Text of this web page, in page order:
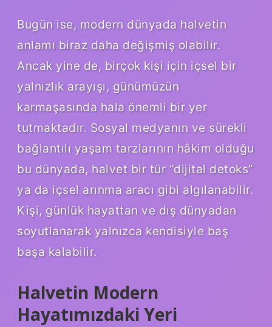
Bugün ise, modern dünyada halvetin
anlamı biraz daha değişmiş olabilir.
Ancak yine de, birçok kişi için içsel bir
yalnızlık arayışı, günümüzün
karmaşasında hala önemli bir yer
tutmaktadır. Sosyal medyanın ve sürekli
bağlantılı yaşam tarzlarının hâkim olduğu
bu dünyada, halvet bir tür “dijital detoks”
ya da içsel arınma aracı gibi algılanabilir.
Kişi, günlük hayattan ve dış dünyadan
soyutlanarak yalnızca kendisiyle baş
başa kalabilir.
Halvetin Modern
Hayatımızdaki Yeri